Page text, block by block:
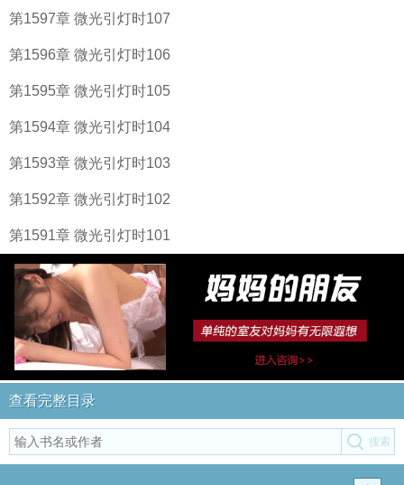
第1597章 微光引灯时107
第1596章 微光引灯时106
第1595章 微光引灯时105
第1594章 微光引灯时104
第1593章 微光引灯时103
第1592章 微光引灯时102
第1591章 微光引灯时101
查看完整目录